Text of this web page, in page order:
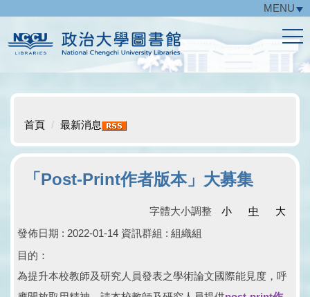
主
要
區
MENU
首頁 最新消息
「Post-Print作者版本」大募集
字體大小調整 小 中
大
發佈日期 : 2022-01-14 資訊群組 : 組織組
目的：
為提升本校教師及研究人員發表之學術論文國際能見度，呼